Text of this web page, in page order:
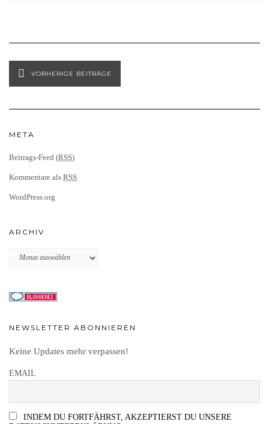
VORHERIGE BEITRÄGE
META
Beitrags-Feed (RSS)
Kommentare als RSS
WordPress.org
ARCHIV
Archiv
NEWSLETTER ABONNIEREN
Keine Updates mehr verpassen!
EMAIL
INDEM DU FORTFÄHRST, AKZEPTIERST DU UNSERE